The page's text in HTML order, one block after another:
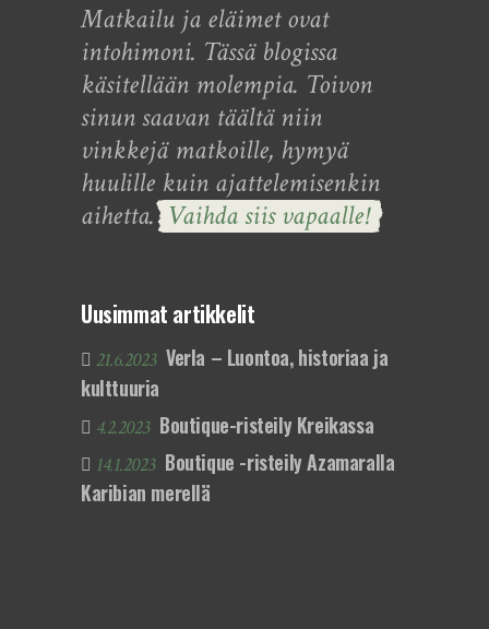
Matkailu ja eläimet ovat
intohimoni. Tässä blogissa
käsitellään molempia. Toivon
sinun saavan täältä niin
vinkkejä matkoille, hymyä
huulille kuin ajattelemisenkin
aihetta. Vaihda siis vapaalle!
Uusimmat artikkelit
21.6.2023 Verla – Luontoa, historiaa ja
kulttuuria
4.2.2023 Boutique-risteily Kreikassa
14.1.2023 Boutique -risteily Azamaralla
Karibian merellä